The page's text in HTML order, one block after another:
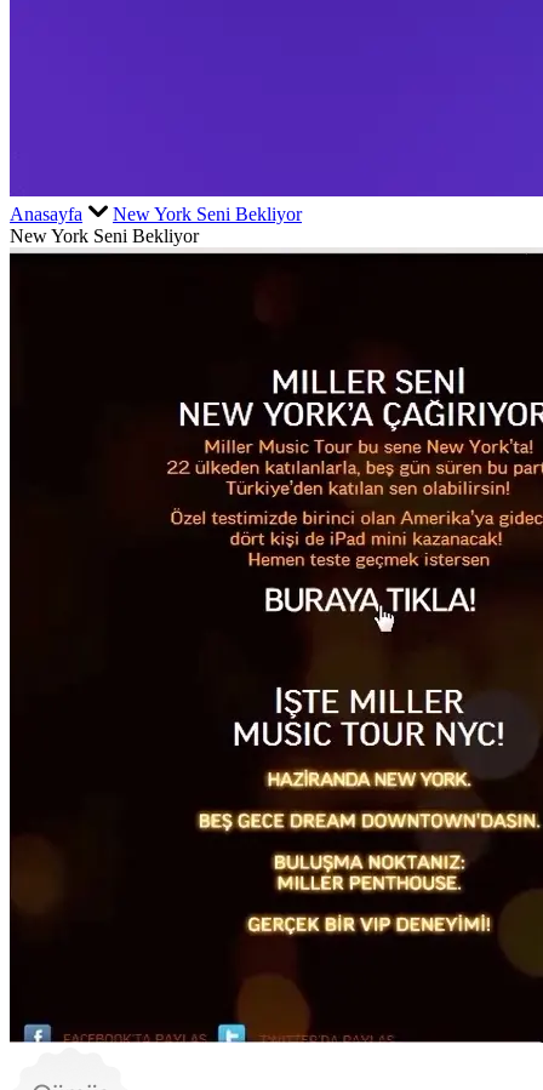
Anasayfa
New York Seni Bekliyor
New York Seni Bekliyor